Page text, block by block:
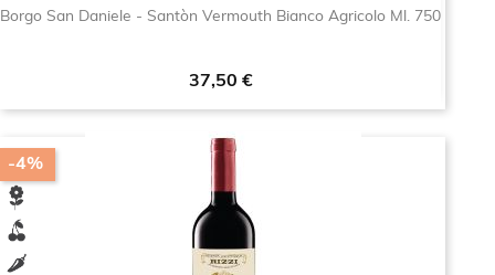
Borgo San Daniele - Santòn Vermouth Bianco Agricolo Ml. 750
Prezzo
37,50 €
-4%